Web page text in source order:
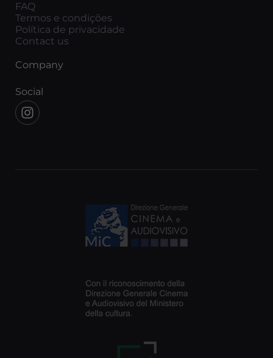
FAQ
Termos e condições
Política de privacidade
Contact us
Company
Social